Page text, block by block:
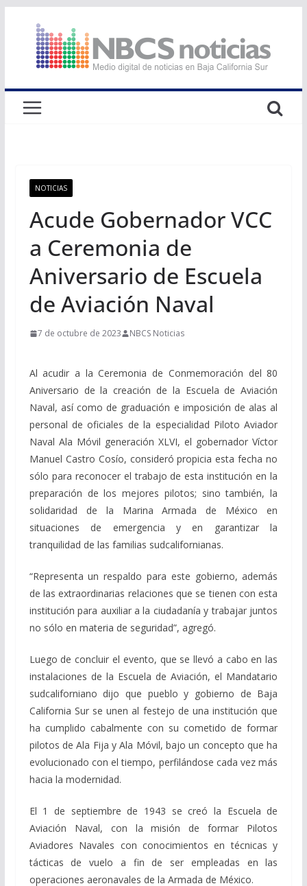
contenido
NOTICIAS
Acude Gobernador VCC
a Ceremonia de
Aniversario de Escuela
de Aviación Naval
7 de octubre de 2023 NBCS Noticias
Al acudir a la Ceremonia de Conmemoración del 80
Aniversario de la creación de la Escuela de Aviación
Naval, así como de graduación e imposición de alas al
personal de oficiales de la especialidad Piloto Aviador
Naval Ala Móvil generación XLVI, el gobernador Víctor
Manuel Castro Cosío, consideró propicia esta fecha no
sólo para reconocer el trabajo de esta institución en la
preparación de los mejores pilotos; sino también, la
solidaridad de la Marina Armada de México en
situaciones de emergencia y en garantizar la
tranquilidad de las familias sudcalifornianas.
“Representa un respaldo para este gobierno, además
de las extraordinarias relaciones que se tienen con esta
institución para auxiliar a la ciudadanía y trabajar juntos
no sólo en materia de seguridad”, agregó.
Luego de concluir el evento, que se llevó a cabo en las
instalaciones de la Escuela de Aviación, el Mandatario
sudcaliforniano dijo que pueblo y gobierno de Baja
California Sur se unen al festejo de una institución que
ha cumplido cabalmente con su cometido de formar
pilotos de Ala Fija y Ala Móvil, bajo un concepto que ha
evolucionado con el tiempo, perfilándose cada vez más
hacia la modernidad.
El 1 de septiembre de 1943 se creó la Escuela de
Aviación Naval, con la misión de formar Pilotos
Aviadores Navales con conocimientos en técnicas y
tácticas de vuelo a fin de ser empleadas en las
operaciones aeronavales de la Armada de México.